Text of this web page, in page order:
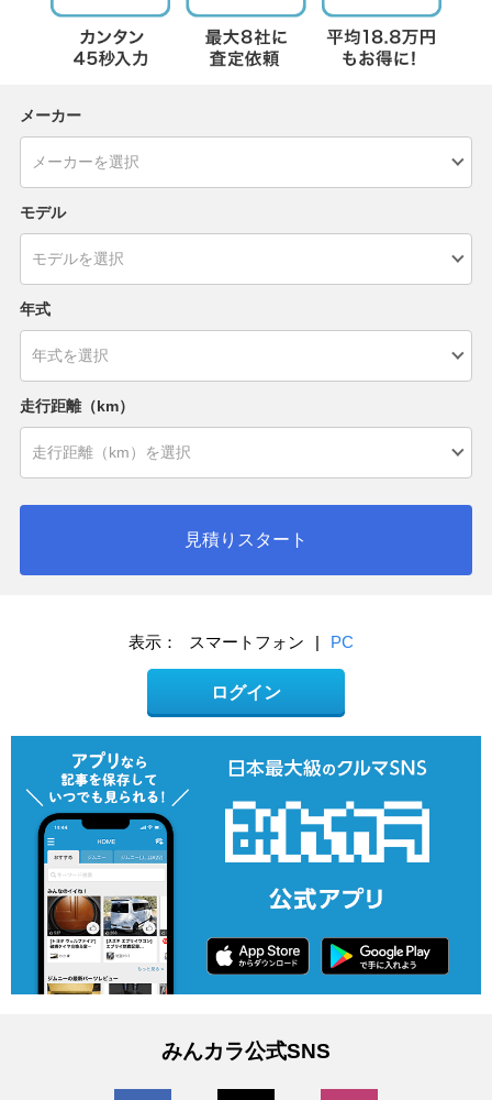
メーカー
モデル
年式
走行距離（km）
見積りスタート
表示： スマートフォン | PC
ログイン
みんカラ公式SNS